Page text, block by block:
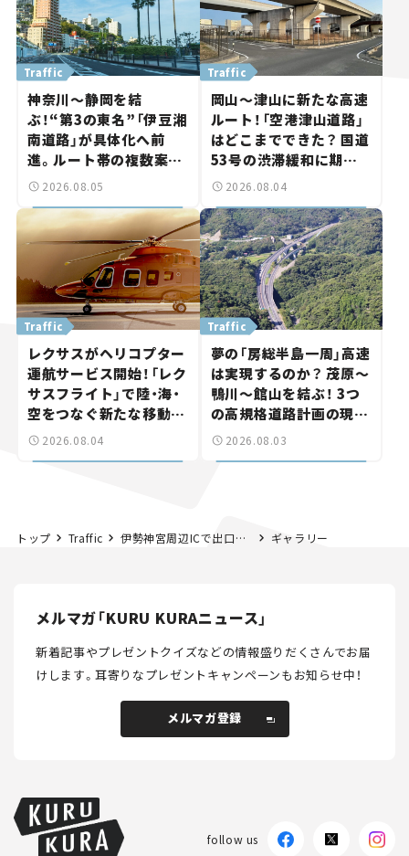
神奈川～静岡を結
ぶ！“第3の東名”「伊豆湘
南道路」が具体化へ前
進。ルート帯の複数案検
討へ。熱海まで信号ゼロ
道路計画】
Traffic
2026.08.05
岡山～津山に新たな高速
ルート！「空港津山道路」
はどこまでできた？ 国道
53号の渋滞緩和に期待。
岡山市側でも動きが【い
Traffic
2026.08.04
レクサスがヘリコプター
運航サービス開始！「レク
サスフライト」で陸・海・
空をつなぐ新たな移動体
験とは
Traffic
2026.08.04
夢の「房総半島一周」高速
は実現するのか？ 茂原～
鴨川～館山を結ぶ！ 3つ
の高規格道路計画の現
状。「館山鴨川道路」で検
Traffic
2026.08.03
トップ Traffic 伊勢神宮周辺ICで出口封鎖！ 年末年始の参拝はシャトルバス利用を【2024初詣】 ギャラリー
メルマガ「KURU KURAニュース」
新着記事やプレゼントクイズなどの情報盛りだくさんでお届
けします。耳寄りなプレゼントキャンペーンもお知らせ中！
メルマガ登録
follow us